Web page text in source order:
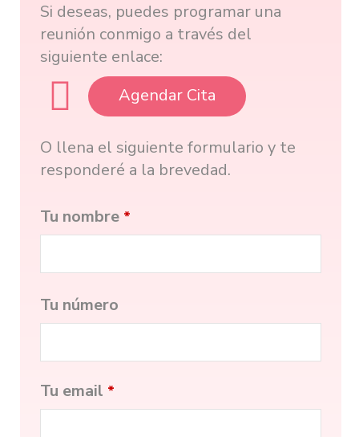
Si deseas, puedes programar una
reunión conmigo a través del
siguiente enlace:
Agendar Cita
O llena el siguiente formulario y te
responderé a la brevedad.
Tu nombre *
Tu número
Tu email *